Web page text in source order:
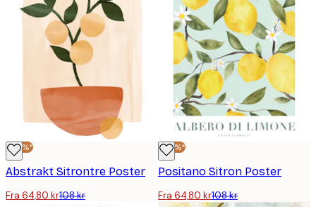
-40%*
Abstrakt Sitrontre Poster
Fra 64,80 kr108 kr
-40%*
Positano Sitron Poster
Fra 64,80 kr108 kr